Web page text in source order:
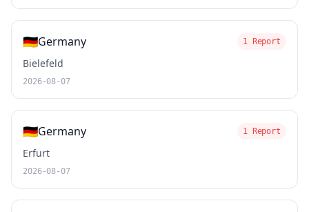
🇩🇪Germany 1 Report
Bielefeld
2026-08-07
🇩🇪Germany 1 Report
Erfurt
2026-08-07